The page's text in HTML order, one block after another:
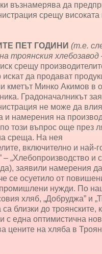
възнамерява да
срещу високата
ПЕТ ГОДИНИ (т.е.
троянския хлебозавод
срещу
искат да продават
кметът Минко Акимов в
Градоначалникът
не може да
и намерения на
този въпрос още през
среща. На нея
включително и най-
– „Хлебопроизводство и
заявили намерения
се осуетило от
промишлени нужди. По
хляб, „Добруджа” и
близки до троянските,
една оптимистична
цените на хляба в